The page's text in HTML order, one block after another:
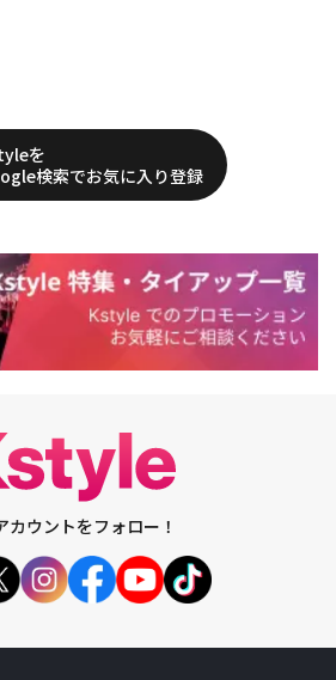
を
検索でお気に入り登録
カウントをフォロー！